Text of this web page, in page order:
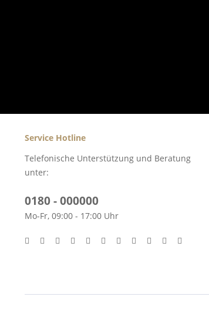
Service Hotline
Telefonische Unterstützung und Beratung
unter:
0180 - 000000
Mo-Fr, 09:00 - 17:00 Uhr